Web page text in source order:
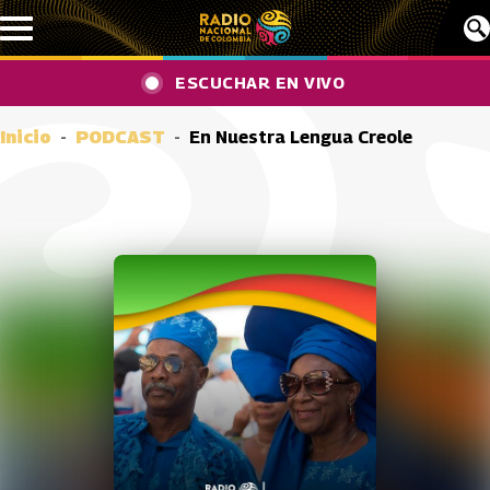
Pasar al contenido principal
ESCUCHAR EN VIVO
Inicio PODCAST En Nuestra Lengua Creole